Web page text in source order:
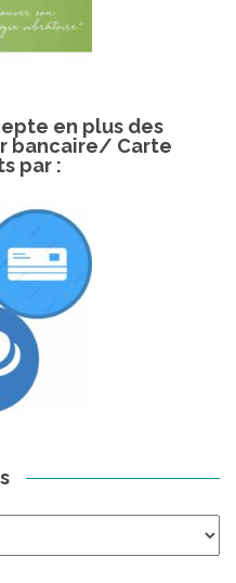
en plus des
bancaire/ Carte
par :